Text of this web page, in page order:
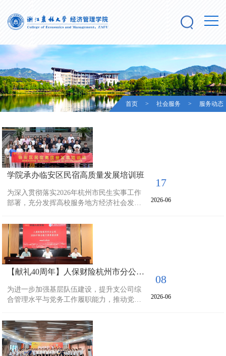
首页 > 社会服务 > 服务动态
学院承办临安区民宿高质量发展培训班
为深入贯彻落实2026年杭州市民生实事工作
部署，充分发挥高校服务地方经济社会发展
业农村局、区文化和广电旅游体育局联合主
办，我院承办的临安区民宿高质量发展培训
班在我校顺利开班。本次培训为期两天，共
吸引45名民宿从业者及意向从业人员参训。
作为本次培训的承办方，我院依托学校在乡
村振兴、乡村旅游、园林规划等领域的学科
积淀与师资优势，联合区农业农村局、区文
广旅体局，针对临...
17
2026-06
【献礼40周年】人保财险杭州市分公司综合能力素养培训班在浙江农林大学顺利举行
为进一步加强基层队伍建设，提升支公司综
合管理水平与党务工作履职能力，推动党建
分公司委托经管学院承办的2026年综合能力
素养培训班正式开班。来自全市各支公司综
合部经理、党务工作者齐聚校园，开启集中
学习之旅。学院党委书记陈劲松、人保财险
08
2026-06